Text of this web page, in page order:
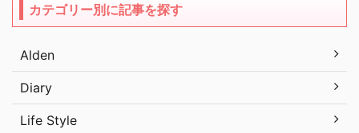
カテゴリー別に記事を探す
Alden
Diary
Life Style